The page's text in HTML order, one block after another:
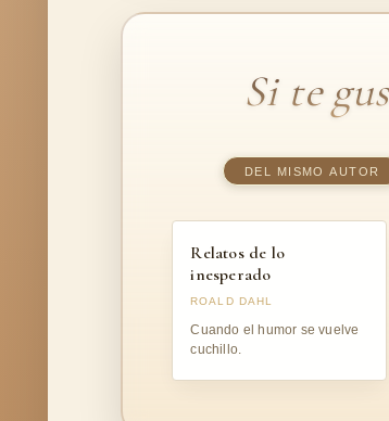
Si te
DEL MISMO AUTOR
Relatos de lo
inesperado
ROALD DAHL
Cuando el humor se vuelve
cuchillo.